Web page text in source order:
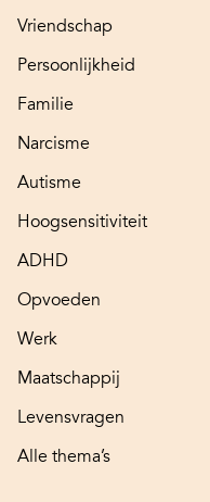
Vriendschap
Persoonlijkheid
Familie
Narcisme
Autisme
Hoogsensitiviteit
ADHD
Opvoeden
Werk
Maatschappij
Levensvragen
Alle thema’s